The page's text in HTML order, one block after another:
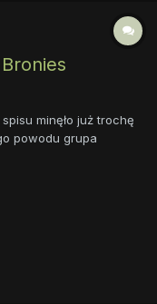
minęło już trochę
powodu grupa
ten obejmuje tylko i